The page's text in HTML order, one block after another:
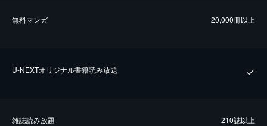
無料マンガ 20,000冊以上
U-NEXTオリジナル書籍読み放題
雑誌読み放題 210誌以上